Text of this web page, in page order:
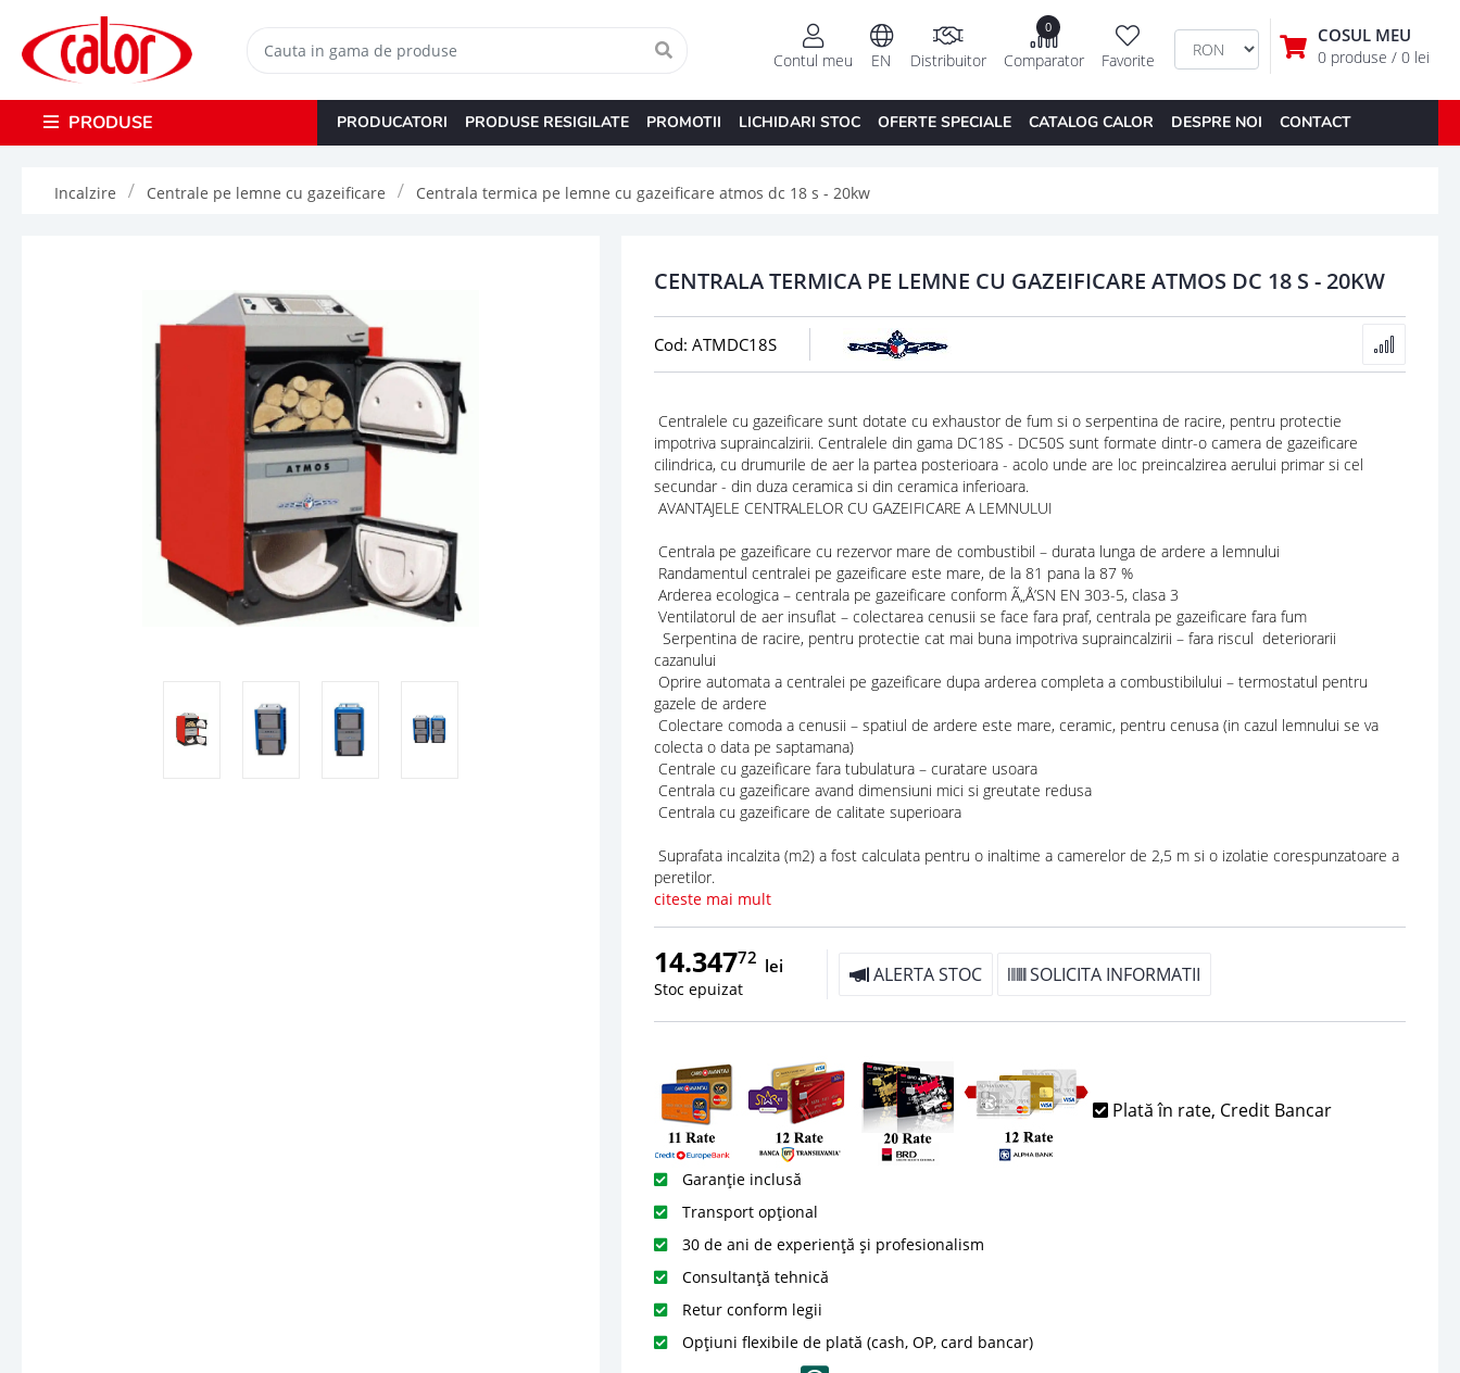
COSUL MEU
0 produse / 0 lei
Favorite
0
Comparator
Distribuitor
EN
Contul meu
PRODUSE PRODUCATORI PRODUSE RESIGILATE PROMOTII LICHIDARI STOC OFERTE SPECIALE CATALOG CALOR DESPRE NOI CONTACT
Incalzire Centrale pe lemne cu gazeificare Centrala termica pe lemne cu gazeificare atmos dc 18 s - 20kw
CENTRALA TERMICA PE LEMNE CU GAZEIFICARE ATMOS DC 18 S - 20KW
Cod: ATMDC18S
Centralele cu gazeificare sunt dotate cu exhaustor de fum si o serpentina de racire, pentru protectie
impotriva supraincalzirii. Centralele din gama DC18S - DC50S sunt formate dintr-o camera de gazeificare
cilindrica, cu drumurile de aer la partea posterioara - acolo unde are loc preincalzirea aerului primar si cel
secundar - din duza ceramica si din ceramica inferioara.
AVANTAJELE CENTRALELOR CU GAZEIFICARE A LEMNULUI
Centrala pe gazeificare cu rezervor mare de combustibil – durata lunga de ardere a lemnului
Randamentul centralei pe gazeificare este mare, de la 81 pana la 87 %
Arderea ecologica – centrala pe gazeificare conform Ã„Å’SN EN 303-5, clasa 3
Ventilatorul de aer insuflat – colectarea cenusii se face fara praf, centrala pe gazeificare fara fum
Serpentina de racire, pentru protectie cat mai buna impotriva supraincalzirii – fara riscul deteriorarii
cazanului
Oprire automata a centralei pe gazeificare dupa arderea completa a combustibilului – termostatul pentru
gazele de ardere
Colectare comoda a cenusii – spatiul de ardere este mare, ceramic, pentru cenusa (in cazul lemnului se va
colecta o data pe saptamana)
Centrale cu gazeificare fara tubulatura – curatare usoara
Centrala cu gazeificare avand dimensiuni mici si greutate redusa
Centrala cu gazeificare de calitate superioara
Suprafata incalzita (m2) a fost calculata pentru o inaltime a camerelor de 2,5 m si o izolatie corespunzatoare a
peretilor.
citeste mai mult
14.34772 lei
Stoc epuizat
ALERTA STOC SOLICITA INFORMATII
Plată în rate, Credit Bancar
Garanție inclusă
Transport opțional
30 de ani de experiență și profesionalism
Consultanță tehnică
Retur conform legii
Opțiuni flexibile de plată (cash, OP, card bancar)